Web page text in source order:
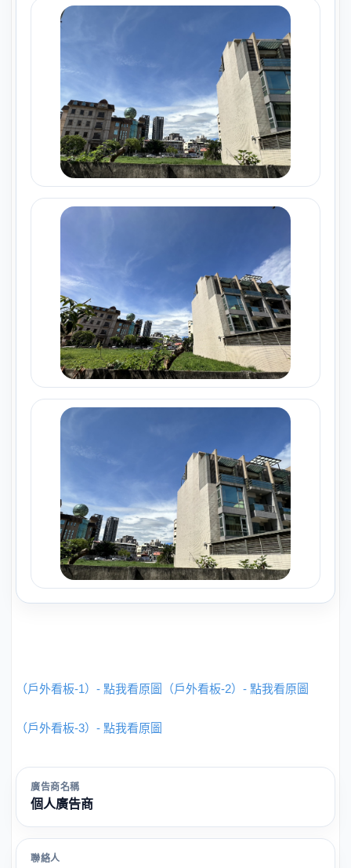
（戶外看板-1）- 點我看原圖 （戶外看板-2）- 點我看原圖
（戶外看板-3）- 點我看原圖
廣告商名稱
個人廣告商
聯絡人